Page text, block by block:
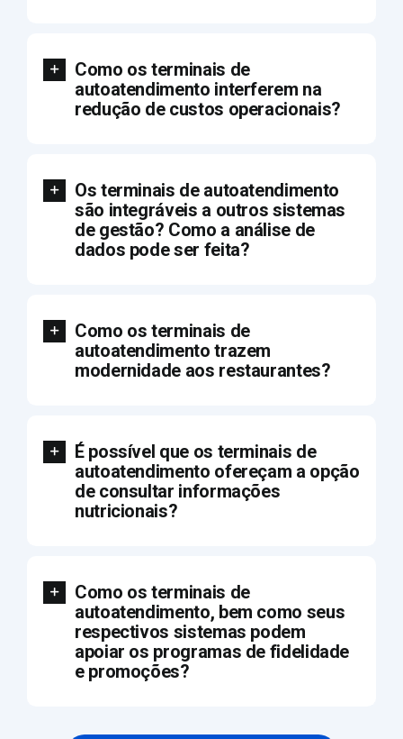
Como os terminais de
autoatendimento interferem na
redução de custos operacionais?
Os terminais de autoatendimento
são integráveis a outros sistemas
de gestão? Como a análise de
dados pode ser feita?
Como os terminais de
autoatendimento trazem
modernidade aos restaurantes?
É possível que os terminais de
autoatendimento ofereçam a opção
de consultar informações
nutricionais?
Como os terminais de
autoatendimento, bem como seus
respectivos sistemas podem
apoiar os programas de fidelidade
e promoções?